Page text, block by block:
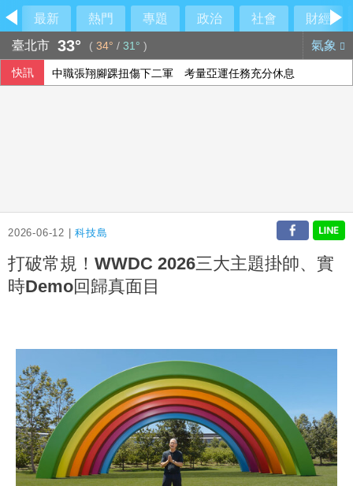
最新 熱門 專題 政治 社會
財經
臺北市 33° ( 34° / 31° ) 氣象
快訊 中職張翔腳踝扭傷下二軍 考量亞運任務充分休息
2026-06-12 |科技島
打破常規！WWDC 2026三大主題掛帥、實
時Demo回歸真面目